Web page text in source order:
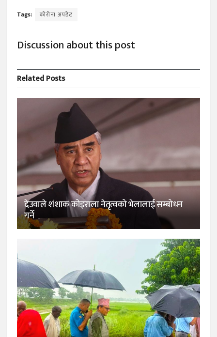
Tags: कोरोना अपडेट
Discussion about this post
RelatedPosts
देउवाले शंशाक कोइराला नेतृत्वको भेलालाई सम्बोधन
गर्ने